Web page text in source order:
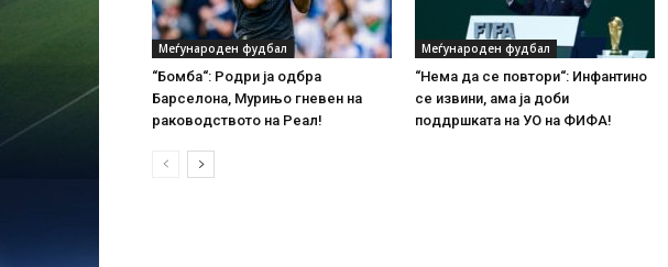
Меѓународен фудбал
“Бомба“: Родри ја одбра
Барселона, Мурињо гневен на
раководството на Реал!
Меѓународен фудбал
“Нема да се повтори“: Инфантино
се извини, ама ја доби
поддршката на УО на ФИФА!